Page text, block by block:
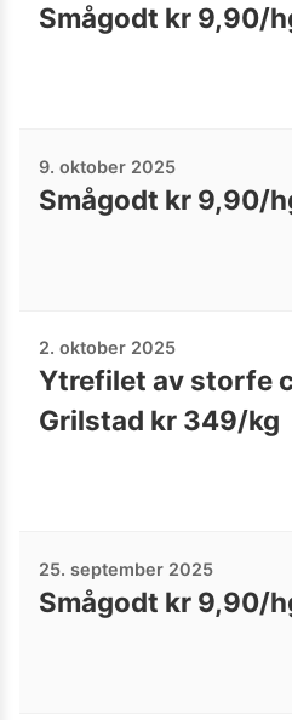
Smågodt kr 9,90/
9. oktober 2025
Smågodt kr 9,90/
2. oktober 2025
Ytrefilet av storfe
Grilstad kr 349/kg
25. september 2025
Smågodt kr 9,90/